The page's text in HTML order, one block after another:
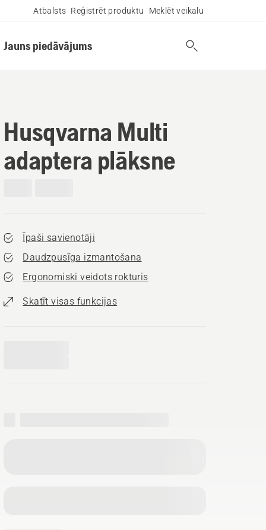
Atbalsts Reģistrēt produktu Meklēt veikalu
Jauns piedāvājums
Husqvarna Multi
adaptera plāksne
Īpaši savienotāji
Daudzpusīga izmantošana
Ergonomiski veidots rokturis
Skatīt visas funkcijas